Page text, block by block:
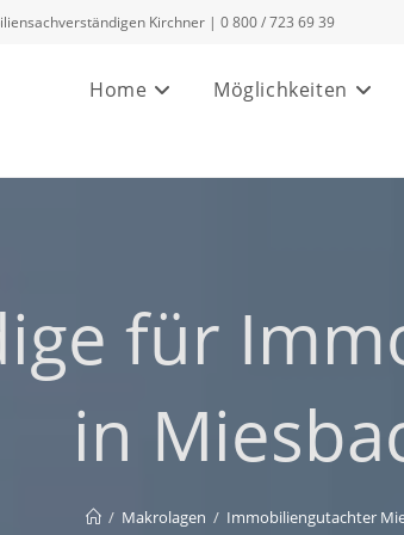
Kirchner | 0 800 / 723 69 39
Home Möglichkeiten
für
in
/ Makrolagen / Immobiliengutachter